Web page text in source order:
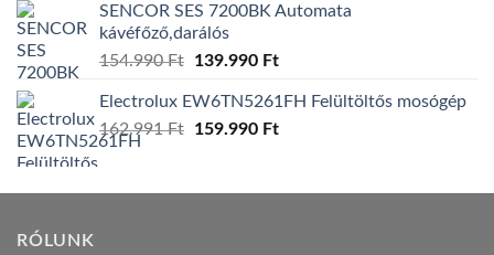
SENCOR SES 7200BK Automata
kávéfőző,darálós
154.990Ft
Original
was:
154.990 Ft.
139.990 FtCurrent
is:
139.990 Ft.
Electrolux EW6TN5261FH Felültöltős mosógép
162.991Ft
Original
162.991 Ft.
159.990 FtCurrent
159.990 Ft.
RÓLUNK